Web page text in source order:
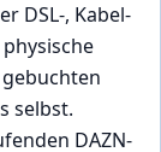
DSL-, Kabel-
selbst.
DAZN-